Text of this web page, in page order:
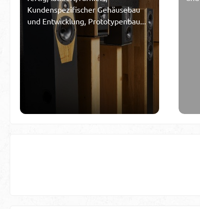
Kundenspezifischer Gehäusebau
und Entwicklung, Prototypenbau...